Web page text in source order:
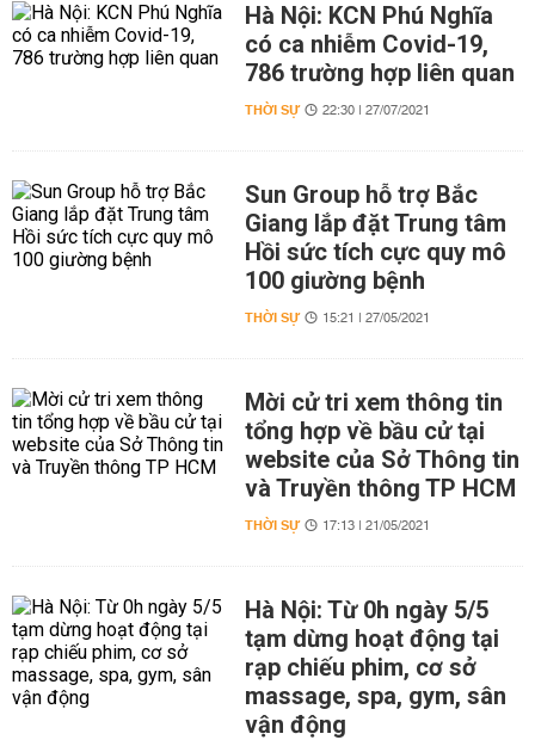
Hà Nội: KCN Phú Nghĩa
có ca nhiễm Covid-19,
786 trường hợp liên quan
THỜI SỰ 22:30 | 27/07/2021
Sun Group hỗ trợ Bắc
Giang lắp đặt Trung tâm
Hồi sức tích cực quy mô
100 giường bệnh
THỜI SỰ 15:21 | 27/05/2021
Mời cử tri xem thông tin
tổng hợp về bầu cử tại
website của Sở Thông tin
và Truyền thông TP HCM
THỜI SỰ 17:13 | 21/05/2021
Hà Nội: Từ 0h ngày 5/5
tạm dừng hoạt động tại
rạp chiếu phim, cơ sở
massage, spa, gym, sân
vận động